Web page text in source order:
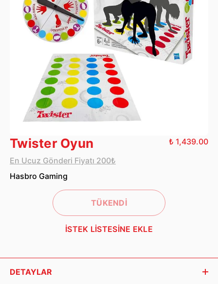
Twister Oyun
En Ucuz Gönderi Fiyatı 200₺
₺ 1,439.00
Hasbro Gaming
TÜKENDİ
İSTEK LİSTESİNE EKLE
DETAYLAR